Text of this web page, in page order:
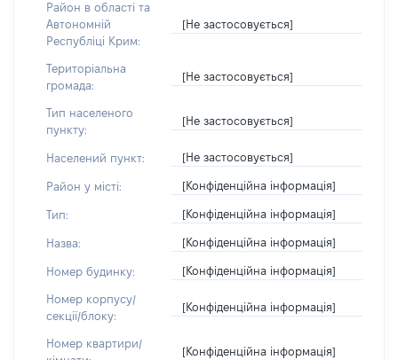
Район в області та
Автономній
Республіці Крим:
[Не застосовується]
Територіальна
громада:
[Не застосовується]
Тип населеного
пункту:
[Не застосовується]
Населений пункт: [Не застосовується]
Район у місті: [Конфіденційна інформація]
Тип: [Конфіденційна інформація]
Назва: [Конфіденційна інформація]
Номер будинку: [Конфіденційна інформація]
Номер корпусу/
секції/блоку:
[Конфіденційна інформація]
Номер квартири/
[Конфіденційна інформація]